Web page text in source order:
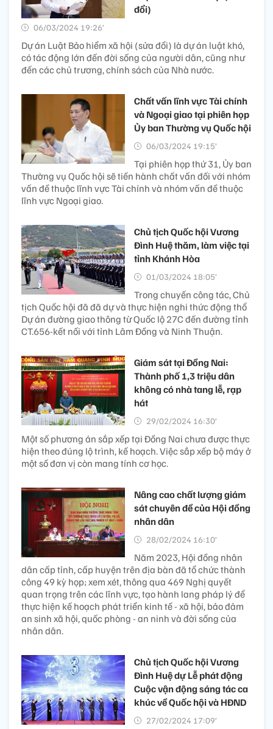
đổi)
06/03/2024 19:26’
Dự án Luật Bảo hiểm xã hội (sửa đổi) là dự án luật khó,
có tác động lớn đến đời sống của người dân, cũng như
đến các chủ trương, chính sách của Nhà nước.
Chất vấn lĩnh vực Tài chính
và Ngoại giao tại phiên họp
Ủy ban Thường vụ Quốc hội
06/03/2024 19:15’
Tại phiên họp thứ 31, Ủy ban
Thường vụ Quốc hội sẽ tiến hành chất vấn đối với nhóm
vấn đề thuộc lĩnh vực Tài chính và nhóm vấn đề thuộc
lĩnh vực Ngoại giao.
Chủ tịch Quốc hội Vương
Đình Huệ thăm, làm việc tại
tỉnh Khánh Hòa
01/03/2024 18:05’
Trong chuyến công tác, Chủ
tịch Quốc hội đã đã dự và thực hiện nghi thức động thổ
Dự án đường giao thông từ Quốc lộ 27C đến đường tỉnh
CT.656-kết nối với tỉnh Lâm Đồng và Ninh Thuận.
Giám sát tại Đồng Nai:
Thành phố 1,3 triệu dân
không có nhà tang lễ, rạp
hát
29/02/2024 16:30’
Một số phương án sắp xếp tại Đồng Nai chưa được thực
hiện theo đúng lộ trình, kế hoạch. Việc sắp xếp bộ máy ở
một số đơn vị còn mang tính cơ học.
Nâng cao chất lượng giám
sát chuyên đề của Hội đồng
nhân dân
28/02/2024 16:10’
Năm 2023, Hội đồng nhân
dân cấp tỉnh, cấp huyện trên địa bàn đã tổ chức thành
công 49 kỳ họp; xem xét, thông qua 469 Nghị quyết
quan trọng trên các lĩnh vực, tạo hành lang pháp lý để
thực hiện kế hoạch phát triển kinh tế - xã hội, bảo đảm
an sinh xã hội, quốc phòng - an ninh và đời sống của
nhân dân.
Chủ tịch Quốc hội Vương
Đình Huệ dự Lễ phát động
Cuộc vận động sáng tác ca
khúc về Quốc hội và HĐND
27/02/2024 17:09’